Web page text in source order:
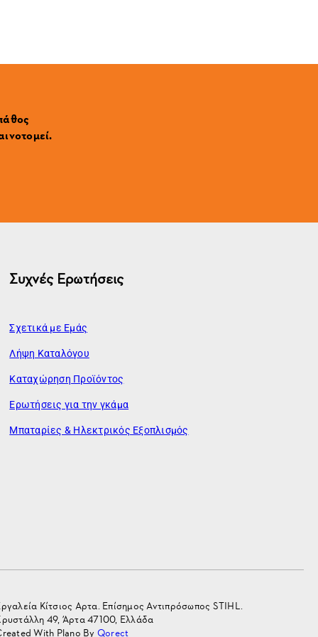
Συχνές Ερωτήσεις
Σχετικά με Εμάς
Λήψη Καταλόγου
Καταχώρηση Προϊόντος
Ερωτήσεις για την γκάμα
Μπαταρίες & Ηλεκτρικός Εξοπλισμός
Κίτσιος Αρτα. Επίσημος Αντιπρόσωπος STIHL.
49, Άρτα 47100, Ελλάδα
With Plano By Qorect